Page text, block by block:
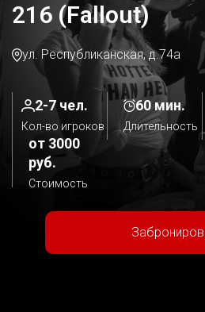
216 (Fallout)
ул. Республиканская, д.74а
2-7 чел.
Кол-во игроков
60 мин.
Длительность
от 3000
руб.
Стоимость